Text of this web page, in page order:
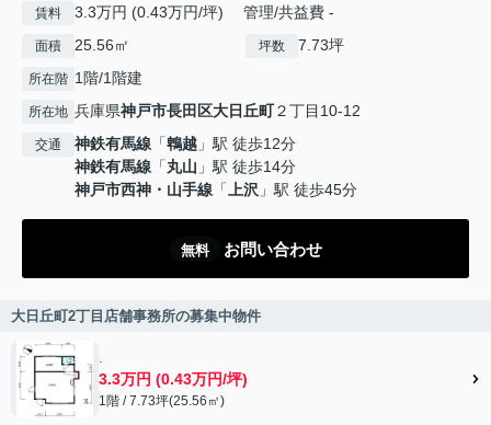
賃料 3.3万円 (0.43万円/坪) 管理/共益費 -
面積 25.56㎡ 坪数 7.73坪
所在階 1階/1階建
所在地 兵庫県神戸市長田区大日丘町２丁目10-12
交通 神鉄有馬線 「鵯越 」駅 徒歩12分
神鉄有馬線 「丸山 」駅 徒歩14分
神戸市西神・山手線 「 上沢 」駅 徒歩45分
無料 お問い合わせ
大日丘町2丁目店舗事務所の募集中物件
3.3万円 (0.43万円/坪)
1階 / 7.73坪(25.56㎡)